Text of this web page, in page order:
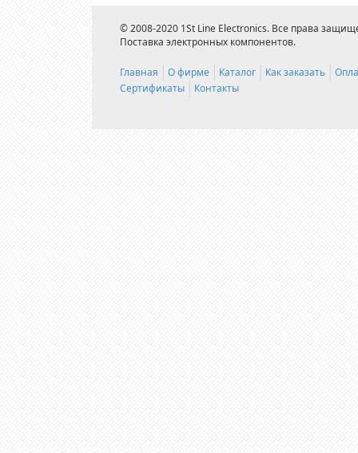
© 2008-2020 1St Line Electronics. Все права
Поставка электронных компонентов.
Главная О фирме Каталог Как заказать
Сертификаты
Контакты